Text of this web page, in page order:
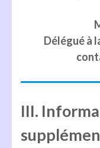
Délégué à
III.